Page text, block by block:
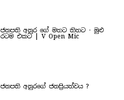
ජනපති අනුර ගේ මතට තිතට - මුළු
රටම එකට | V Open Mic
ජනපති අනුරගේ ජනප්‍රියත්වය ?